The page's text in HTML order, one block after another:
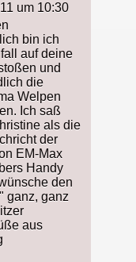
um 10:30
bin ich
auf deine
und
die
Welpen
Ich saß
als die
der
EM-Max
Handy
den
ganz, ganz
aus